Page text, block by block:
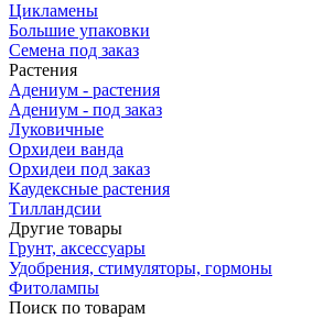
Цикламены
Большие упаковки
Семена под заказ
Растения
Адениум - растения
Адениум - под заказ
Луковичные
Орхидеи ванда
Орхидеи под заказ
Каудексные растения
Тилландсии
Другие товары
Грунт, аксессуары
Удобрения, стимуляторы, гормоны
Фитолампы
Поиск по товарам